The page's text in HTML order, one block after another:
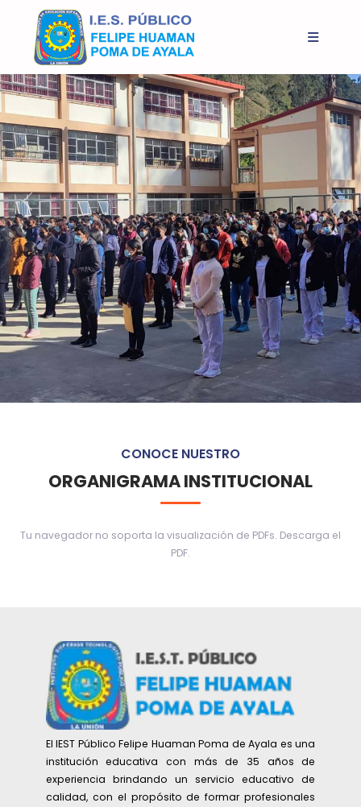
Previous Next
CONOCE NUESTRO
ORGANIGRAMA INSTITUCIONAL
Tu navegador no soporta la visualización de PDFs. Descarga el
PDF.
El IEST Público Felipe Huaman Poma de Ayala es una
institución educativa con más de 35 años de
experiencia brindando un servicio educativo de
calidad, con el propósito de formar profesionales